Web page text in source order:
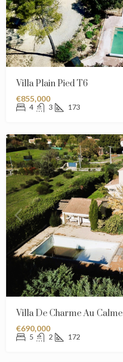
Villa Plain Pied T6
€855,000
4 3 173
Villa De Charme Au Calme
€690,000
5 2 172